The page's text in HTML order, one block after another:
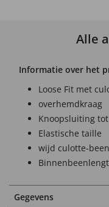
Alle
Informatie over het
Loose Fit met
overhemdkraag
Knoopsluiting
Elastische taille
wijd culotte-been
Gegevens